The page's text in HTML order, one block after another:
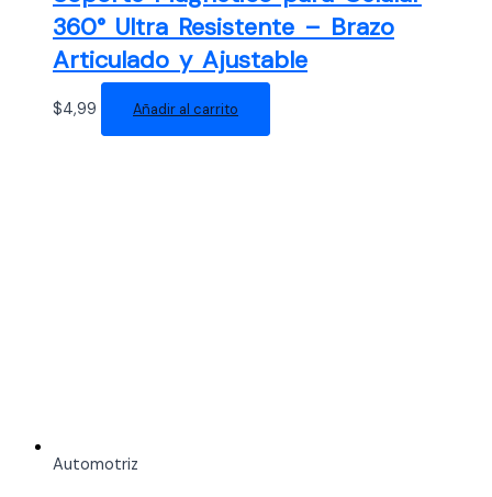
360° Ultra Resistente – Brazo
Articulado y Ajustable
$4,99 Añadir al carrito
Automotriz